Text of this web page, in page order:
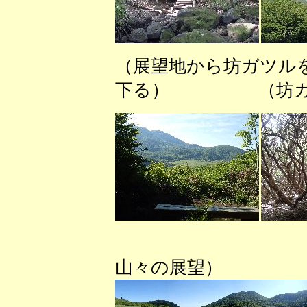
（展望地から坊
下る） （坊ガツ
山々の展望）